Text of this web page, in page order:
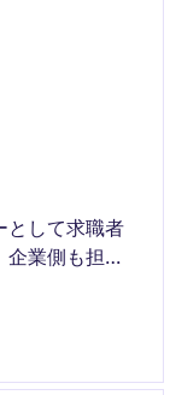
として求職者
業側も担当